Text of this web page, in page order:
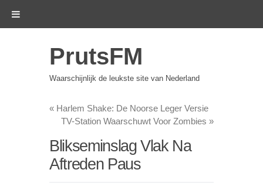
PrutsFM
Waarschijnlijk de leukste site van Nederland
« Harlem Shake: De Noorse Leger Versie
TV-Station Waarschuwt Voor Zombies »
Blikseminslag Vlak Na
Aftreden Paus